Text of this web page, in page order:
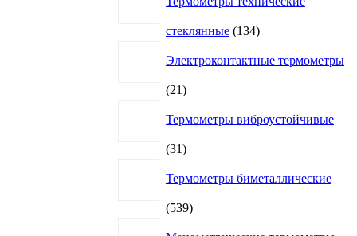
стеклянные 134134
Электроконтактные термометры
2121
Термометры виброустойчивые
3131
Термометры биметаллические
539539